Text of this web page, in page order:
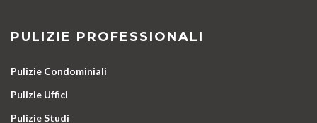
PULIZIE PROFESSIONALI
Pulizie Condominiali
Pulizie Uffici
Pulizie Studi